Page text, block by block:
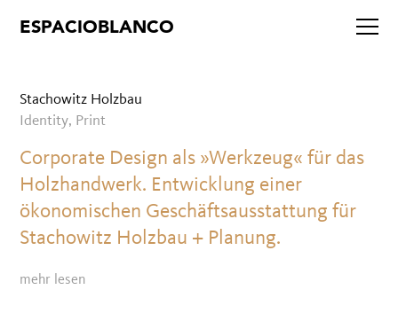
Stachowitz Holzbau
Identity, Print
Corporate Design als »Werkzeug« für das
Holzhandwerk. Entwicklung einer
ökonomischen Geschäftsausstattung für
Stachowitz Holzbau + Planung.
mehr lesen